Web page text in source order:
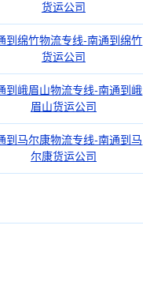
货运公司
到绵竹物流专线-南通到绵竹
货运公司
到峨眉山物流专线-南通到峨
眉山货运公司
到马尔康物流专线-南通到马
尔康货运公司